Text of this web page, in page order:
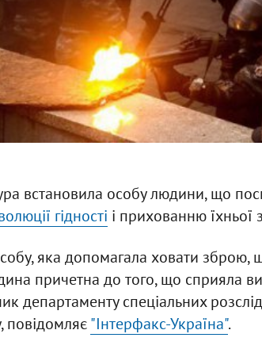
встановила особу людини, що
гідності і прихованню їхньої
яка допомагала ховати зброю,
причетна до того, що сприяла
департаменту спеціальних
повідомляє"Інтерфакс-Україна".